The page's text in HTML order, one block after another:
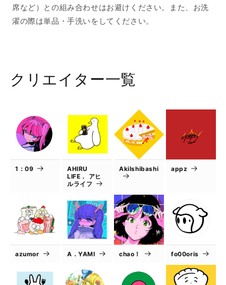
席など）との組み合わせはお避けください。また、お洗
濯の際は単品・手洗いをしてください。
クリエイター一覧
1：09
AHIRU
LIFE． アヒ
ルライフ
AkiIshibashi appz
azumor A．YAMI chao！ fo00oris